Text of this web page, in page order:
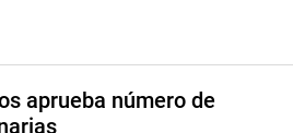
de constitución que debe
jurisdicción o el lugar de residencia.
General de la República,
otros aspectos que regulan
aprueba número de